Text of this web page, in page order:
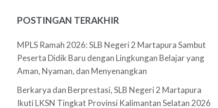
POSTINGAN TERAKHIR
MPLS Ramah 2026: SLB Negeri 2 Martapura Sambut
Peserta Didik Baru dengan Lingkungan Belajar yang
Aman, Nyaman, dan Menyenangkan
Berkarya dan Berprestasi, SLB Negeri 2 Martapura
Ikuti LKSN Tingkat Provinsi Kalimantan Selatan 2026